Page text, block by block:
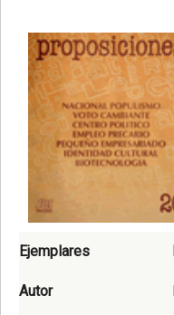
Ejemplares
Autor